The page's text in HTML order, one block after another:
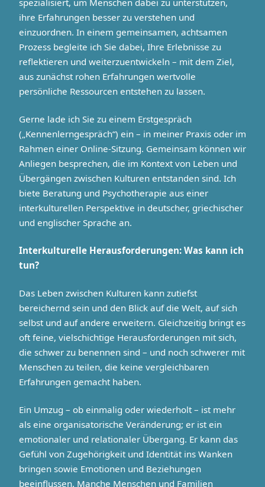
spezialisiert, um Menschen dabei zu unterstützen,
ihre Erfahrungen besser zu verstehen und
einzuordnen. In einem gemeinsamen, achtsamen
Prozess begleite ich Sie dabei, Ihre Erlebnisse zu
reflektieren und weiterzuentwickeln – mit dem Ziel,
aus zunächst rohen Erfahrungen wertvolle
persönliche Ressourcen entstehen zu lassen.
Gerne lade ich Sie zu einem Erstgespräch
(„Kennenlerngespräch“) ein – in meiner Praxis oder im
Rahmen einer Online-Sitzung. Gemeinsam können wir
Anliegen besprechen, die im Kontext von Leben und
Übergängen zwischen Kulturen entstanden sind. Ich
biete Beratung und Psychotherapie aus einer
interkulturellen Perspektive in deutscher, griechischer
und englischer Sprache an.
Interkulturelle Herausforderungen: Was kann ich
tun?
Das Leben zwischen Kulturen kann zutiefst
bereichernd sein und den Blick auf die Welt, auf sich
selbst und auf andere erweitern. Gleichzeitig bringt es
oft feine, vielschichtige Herausforderungen mit sich,
die schwer zu benennen sind – und noch schwerer mit
Menschen zu teilen, die keine vergleichbaren
Erfahrungen gemacht haben.
Ein Umzug – ob einmalig oder wiederholt – ist mehr
als eine organisatorische Veränderung; er ist ein
emotionaler und relationaler Übergang. Er kann das
Gefühl von Zugehörigkeit und Identität ins Wanken
bringen sowie Emotionen und Beziehungen
beeinflussen. Manche Menschen und Familien